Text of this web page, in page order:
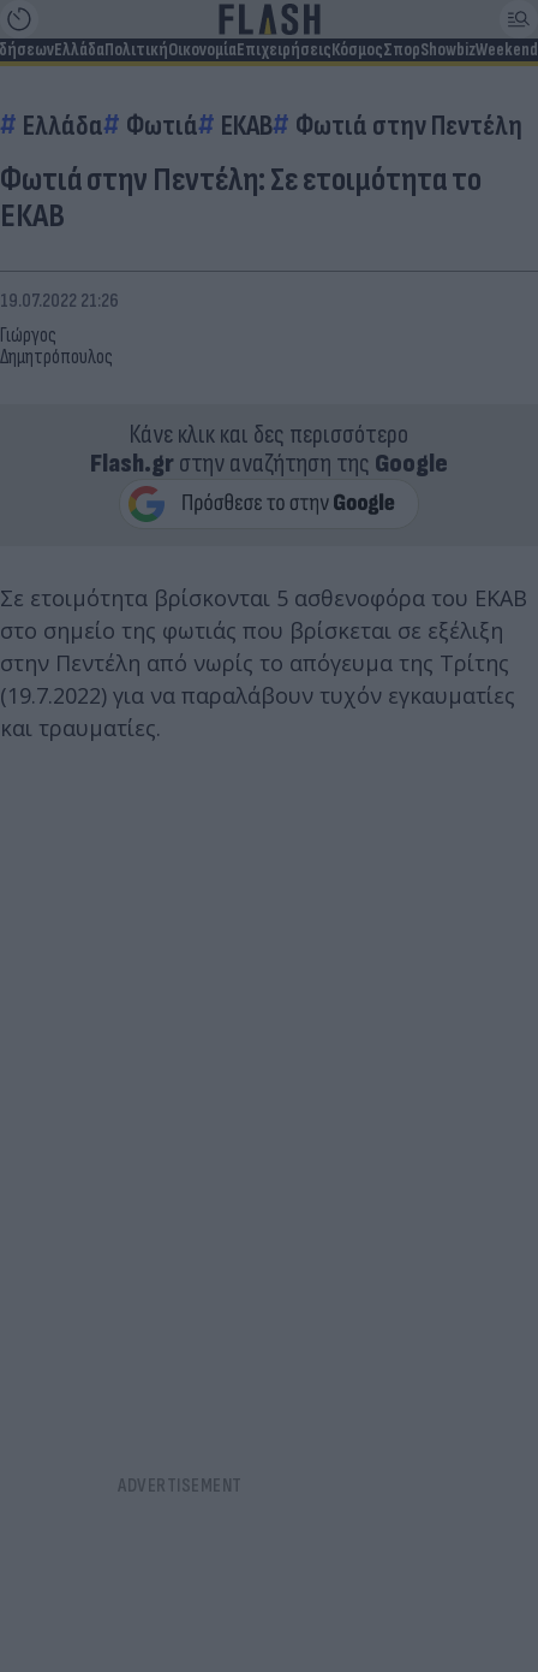
ΕλλάδαΠολιτικήΟικονομίαΕπιχειρήσειςΚόσμοςΣπορShowbizWeekend
Ελλάδα Φωτιά ΕΚΑΒ Φωτιά στην Πεντέλη
Φωτιά στην Πεντέλη: Σε ετοιμότητα το
ΕΚΑΒ
Γιώργος
Δημητρόπουλος
19.07.2022 21:26
Κάνε κλικ και δες περισσότερο
Flash.grστην αναζήτηση της Google
Σε ετοιμότητα βρίσκονται 5 ασθενοφόρα του ΕΚΑΒ
στο σημείο της φωτιάς που βρίσκεται σε εξέλιξη
στην Πεντέλη από νωρίς το απόγευμα της Τρίτης
(19.7.2022) για να παραλάβουν τυχόν εγκαυματίες
και τραυματίες.